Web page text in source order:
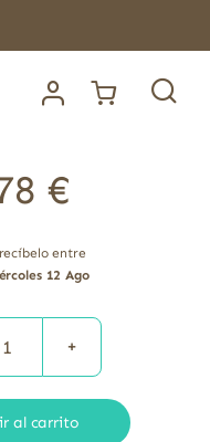
€
entre
12 Ago
CARDAMOMO
BIO
al carrito